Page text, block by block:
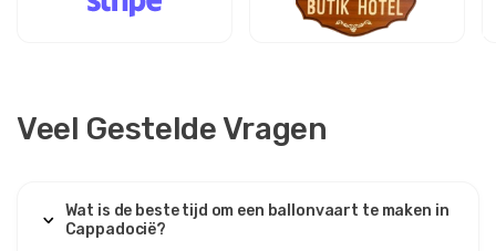
Veel Gestelde Vragen
Wat is de beste tijd om een ​​ballonvaart te maken in
Cappadocië?